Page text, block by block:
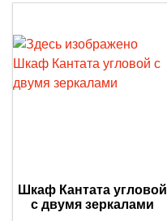
Шкаф Кантата угловой
с двумя зеркалами